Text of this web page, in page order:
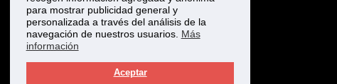
para mostrar publicidad general y
personalizada a través del análisis de la
navegación de nuestros usuarios. Más
información
Aceptar
Mis Pedidos
Mis Direcciones